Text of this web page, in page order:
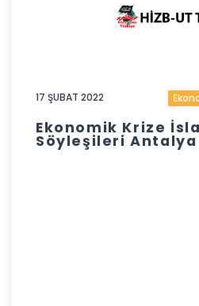
17 ŞUBAT 2022
Ekonomik Krize
Söyleşileri Antalya